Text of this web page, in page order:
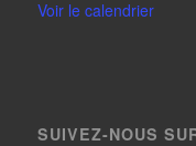
Voir le calendrier
SUIVEZ-NOUS